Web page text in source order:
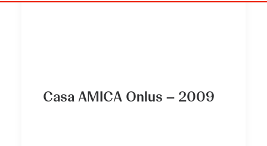
Casa AMICA Onlus – 2009